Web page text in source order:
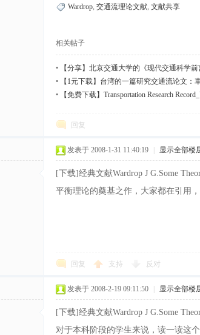
Wardrop, 交通流理论文献, 文献共享
相关帖子
•
【分享】北京交通大学的《现代交通科学
晓梅
•
【1元下载】台湾的一篇研究交通流论文：
•
【免费下载】Transportation Research
回复
发表于 2008-1-31 11:40:19 显示全部楼
[下载]经典文献Wardrop J G.Some
平衡理论的奠基之作，大家都在引用
回复 支持 反对
发表于 2008-2-19 09:11:50 显示全部楼
[下载]经典文献Wardrop J G.Some
对于本科阶段的学生来说，读一读这